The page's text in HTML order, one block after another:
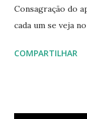
Consagração do
cada um se veja
cada um de nós
COMPARTILHAR